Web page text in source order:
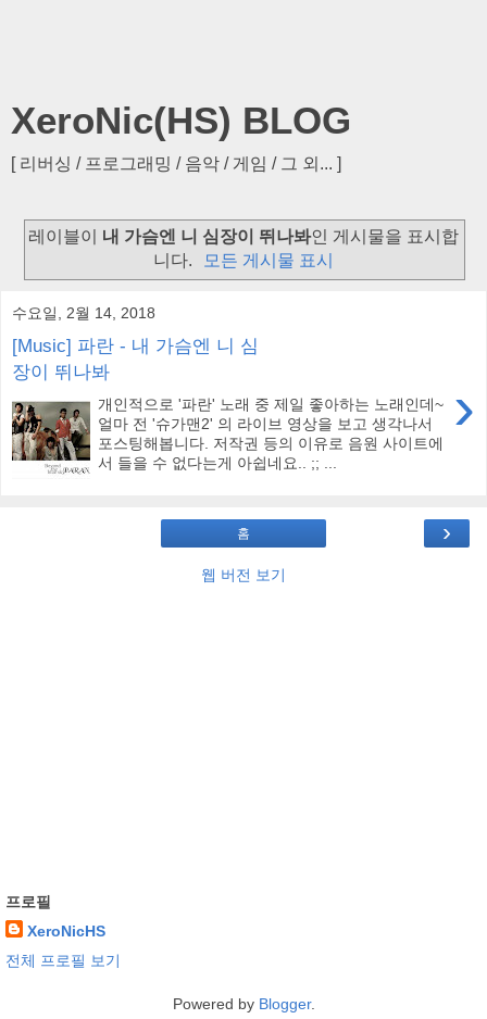
XeroNic(HS) BLOG
[ 리버싱 / 프로그래밍 / 음악 / 게임 / 그 외... ]
레이블이 내 가슴엔 니 심장이 뛰나봐인 게시물을 표시합
니다.
모든 게시물 표시
수요일, 2월 14, 2018
[Music] 파란 - 내 가슴엔 니 심
장이 뛰나봐
›
개인적으로 '파란' 노래 중 제일 좋아하는 노래인데~
얼마 전 '슈가맨2' 의 라이브 영상을 보고 생각나서
포스팅해봅니다. 저작권 등의 이유로 음원 사이트에
서 들을 수 없다는게 아쉽네요.. ;; ...
›
홈
웹 버전 보기
프로필
XeroNicHS
전체 프로필 보기
Powered by Blogger.